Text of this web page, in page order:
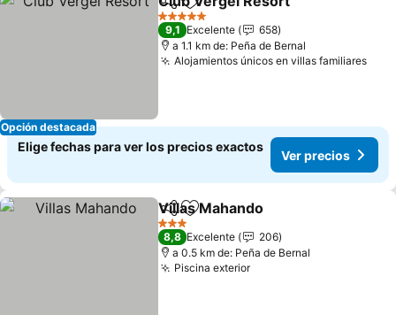
Opción destacada
CompartirAgregar a favoritos
5 Estrellas
9,1 Excelente
658
a 1.1 km de: Peña de Bernal
Alojamientos únicos en villas familiares
Elige fechas para ver los precios exactos
Ver precios
CompartirAgregar a favoritos
Villas Mahando
3 Estrellas
8,8 Excelente
206
a 0.5 km de: Peña de Bernal
Piscina exterior